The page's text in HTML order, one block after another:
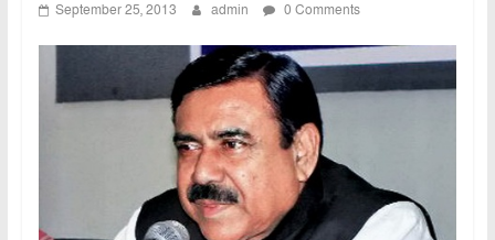
September 25, 2013 admin 0 Comments